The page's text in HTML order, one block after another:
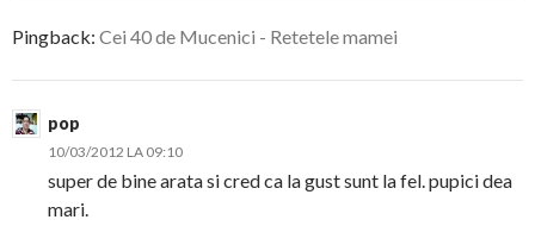
Pingback: Cei 40 de Mucenici - Retetele mamei
pop
10/03/2012 LA 09:10
super de bine arata si cred ca la gust sunt la fel. pupici dea
mari.